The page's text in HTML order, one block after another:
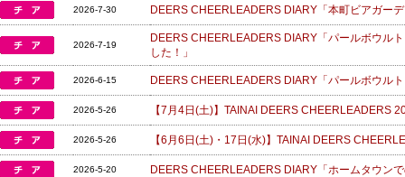
2026-7-30 DEERS CHEERLEADERS DIARY「本町ビアガー
2026-7-19
DEERS CHEERLEADERS DIARY「パールボウル
した！」
2026-6-15 DEERS CHEERLEADERS DIARY「パールボウル
2026-5-26 【7月4日(土)】TAINAI DEERS CHEERLEADERS
2026-5-26 【6月6日(土)・17日(水)】TAINAI DEERS
2026-5-20 DEERS CHEERLEADERS DIARY「ホームタウン